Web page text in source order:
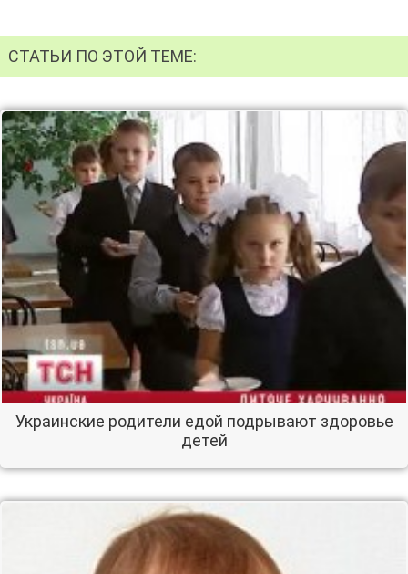
СТАТЬИ ПО ЭТОЙ ТЕМЕ:
Украинские родители едой подрывают здоровье
детей